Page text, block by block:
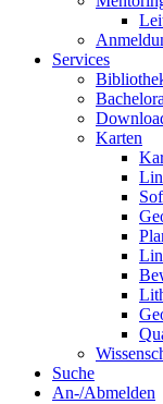
Services
Karten
Suche
An-/Abmelden